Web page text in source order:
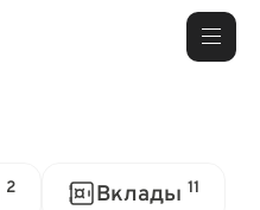
2 Вклады 11